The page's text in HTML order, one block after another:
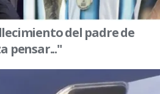
del padre de
pensar..."